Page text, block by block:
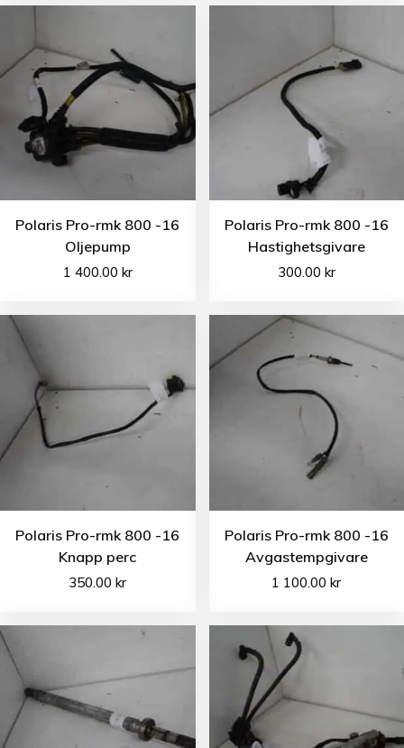
Polaris Pro-rmk 800 -16
Oljepump
1 400.00 kr
Polaris Pro-rmk 800 -16
Hastighetsgivare
300.00 kr
Polaris Pro-rmk 800 -16
Knapp perc
350.00kr
Polaris Pro-rmk 800 -16
Avgastempgivare
1 100.00kr